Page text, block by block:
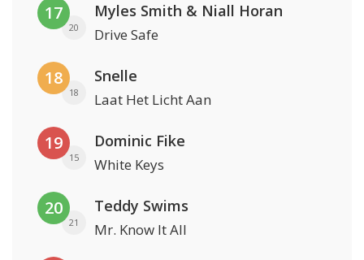
17
20
Myles Smith & Niall Horan
Drive Safe
18
18
Snelle
Laat Het Licht Aan
19
15
Dominic Fike
White Keys
20
21
Teddy Swims
Mr. Know It All